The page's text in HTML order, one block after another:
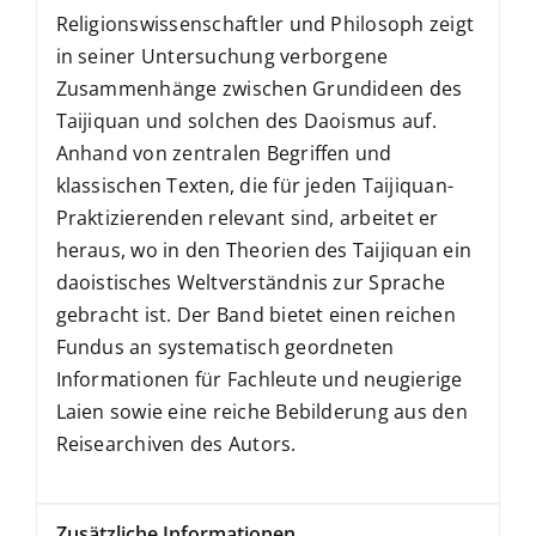
Religionswissenschaftler und Philosoph zeigt
in seiner Untersuchung verborgene
Zusammenhänge zwischen Grundideen des
Taijiquan und solchen des Daoismus auf.
Anhand von zentralen Begriffen und
klassischen Texten, die für jeden Taijiquan-
Praktizierenden relevant sind, arbeitet er
heraus, wo in den Theorien des Taijiquan ein
daoistisches Weltverständnis zur Sprache
gebracht ist. Der Band bietet einen reichen
Fundus an systematisch geordneten
Informationen für Fachleute und neugierige
Laien sowie eine reiche Bebilderung aus den
Reisearchiven des Autors.